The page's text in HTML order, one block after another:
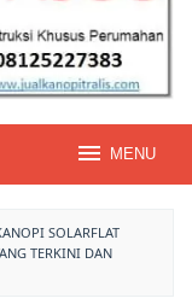
MENU
SOLARFLAT
TERKINI DAN